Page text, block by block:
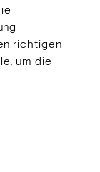
richtigen
um die